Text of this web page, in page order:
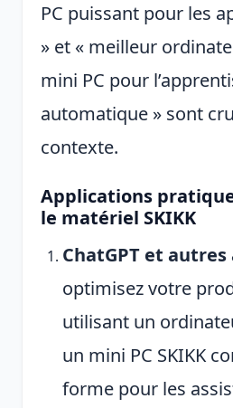
PC puissant pour les
» et « meilleur
mini PC pour
automatique » sont
contexte.
Applications
le matériel SKIKK
ChatGPT et
optimisez votre
utilisant un
un mini PC SKIKK
forme pour les